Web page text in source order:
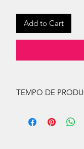
Add to Cart
TEMPO DE
úteis, após a